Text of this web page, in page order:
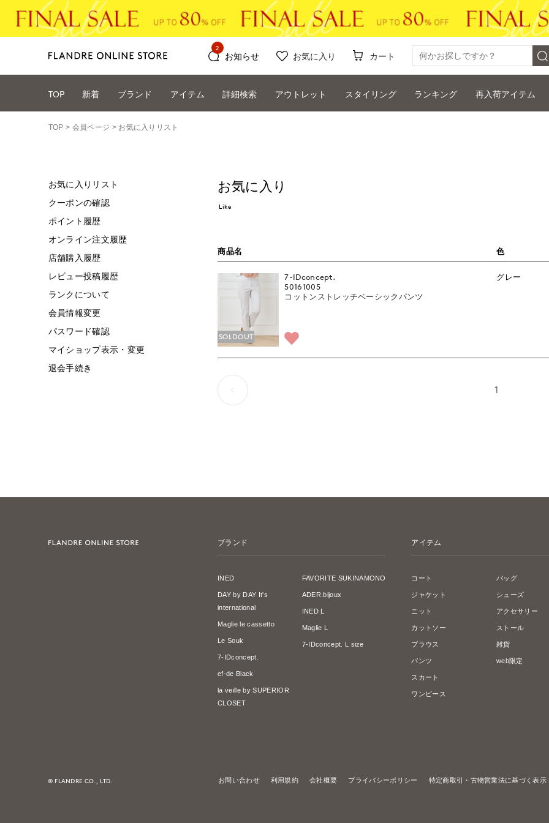
お知らせ
2
お気に入り カート
TOP 新着 ブランド アイテム 詳細検索 アウトレット スタイリング ランキング 再入荷アイテム
TOP 会員ページ お気に入りリスト
お気に入り
Like
商品名 色
SOLDOUT
7-IDconcept.
50161005
コットンストレッチベーシックパンツ
グレー
1
お気に入りリスト
クーポンの確認
ポイント履歴
オンライン注文履歴
店舗購入履歴
レビュー投稿履歴
ランクについて
会員情報変更
パスワード確認
マイショップ表示・変更
退会手続き
ブランド
INED
DAY by DAY It's
international
Maglie le cassetto
Le Souk
7-IDconcept.
ef-de Black
la veille by SUPERIOR
CLOSET
FAVORITE SUKINAMONO
ADER.bijoux
INED L
Maglie L
7-IDconcept. L size
アイテム
コート
ジャケット
ニット
カットソー
ブラウス
パンツ
スカート
ワンピース
バッグ
シューズ
アクセサリー
ストール
雑貨
web限定
お問い合わせ 利用規約 会社概要 プライバシーポリシー 特定商取引・古物営業法に基づく表示
© FLANDRE CO., LTD.